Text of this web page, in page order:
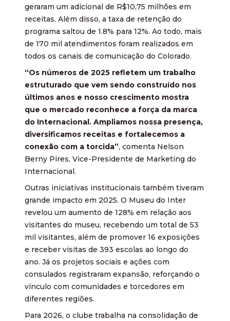
geraram um adicional de R$10,75 milhões em
receitas. Além disso, a taxa de retenção do
programa saltou de 1.8% para 12%. Ao todo, mais
de 170 mil atendimentos foram realizados em
todos os canais de comunicação do Colorado.
“Os números de 2025 refletem um trabalho
estruturado que vem sendo construído nos
últimos anos e nosso crescimento mostra
que o mercado reconhece a força da marca
do Internacional. Ampliamos nossa presença,
diversificamos receitas e fortalecemos a
conexão com a torcida”, comenta Nelson
Berny Pires, Vice-Presidente de Marketing do
Internacional.
Outras iniciativas institucionais também tiveram
grande impacto em 2025. O Museu do Inter
revelou um aumento de 128% em relação aos
visitantes do museu, recebendo um total de 53
mil visitantes, além de promover 16 exposições
e receber visitas de 393 escolas ao longo do
ano. Já os projetos sociais e ações com
consulados registraram expansão, reforçando o
vínculo com comunidades e torcedores em
diferentes regiões.
Para 2026, o clube trabalha na consolidação de